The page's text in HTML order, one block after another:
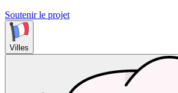
Soutenir le projet
Villes